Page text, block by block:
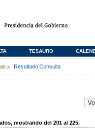
TESAURO
Resultado Consulta
mostrando del 201 al 225.